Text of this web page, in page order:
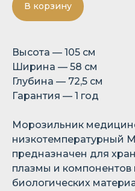
В корзину
Высота — 105 см
Ширина — 58 см
Глубина — 72,5 см
Гарантия — 1 год
Морозильник
низкотемпературный
предназначен для
плазмы и компонентов
биологических